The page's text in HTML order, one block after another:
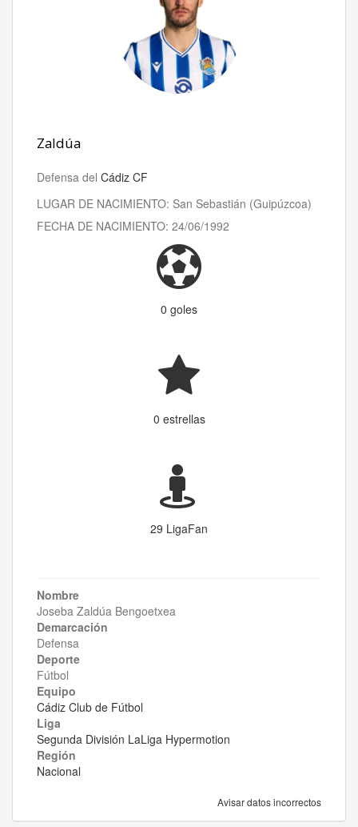
Zaldúa
Defensa del Cádiz CF
LUGAR DE NACIMIENTO: San Sebastián (Guipúzcoa)
FECHA DE NACIMIENTO: 24/06/1992
0 goles
0 estrellas
29 LigaFan
Nombre
Joseba Zaldúa Bengoetxea
Demarcación
Defensa
Deporte
Fútbol
Equipo
Cádiz Club de Fútbol
Liga
Segunda División LaLiga Hypermotion
Región
Nacional
Avisar datos incorrectos